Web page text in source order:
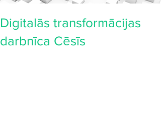
Digitalās transformācijas
darbnīca Cēsīs